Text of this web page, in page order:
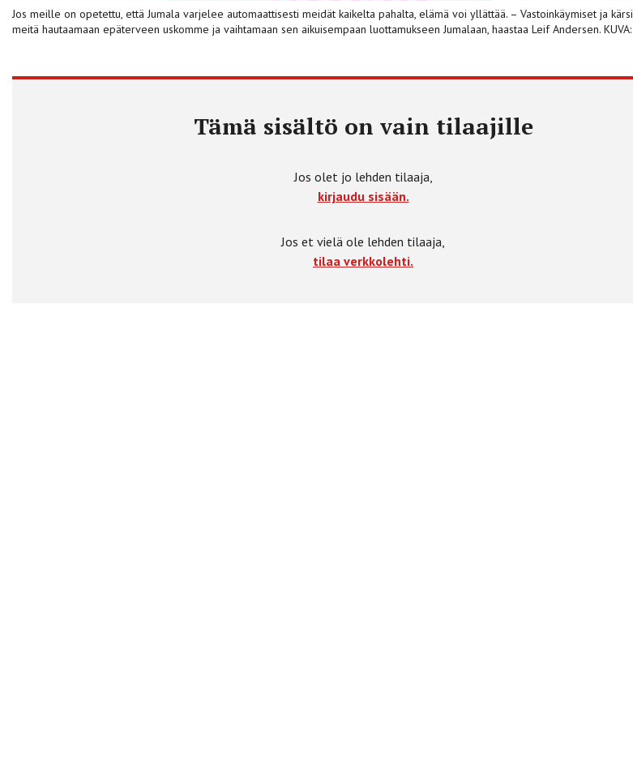
Jos meille on opetettu, että Jumala varjelee automaattisesti meidät kaikelta pahalta, elämä voi yllättää. – Vastoinkäymiset ja
meitä hautaamaan epäterveen uskomme ja vaihtamaan sen aikuisempaan luottamukseen Jumalaan, haastaa Leif Andersen. KUVA:
Tämä sisältö on vain tilaajille
Jos olet jo lehden tilaaja,
kirjaudu sisään.
Jos et vielä ole lehden tilaaja,
tilaa verkkolehti.